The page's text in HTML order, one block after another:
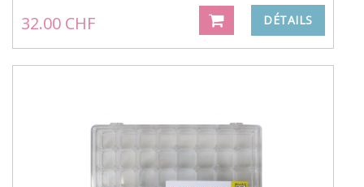
32.00 CHF DÉTAILS